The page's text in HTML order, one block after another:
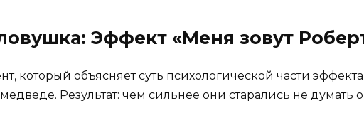
Эффект «Меня зовут
который объясняет суть психологической части
Результат: чем сильнее они старались не